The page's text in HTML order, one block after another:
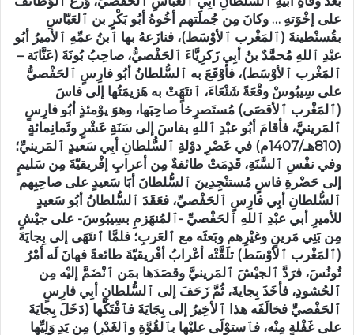
على إخْوَتهِ … وكانَ مِن جُملَتهم أخُوهُ أبُو بَكْرٍ بن ٱلعَبّاسِ
بقُسنْطينةَ (ٱلمَغْرب ٱلأوْسَط)، فنازَعهُ بها ٱبنُ عمِّهِ ٱلأميرُ أبُو
عبْدِ ٱللهِ مُحمَّدٌ بنُ أبِي زَكرِيَّاءَ ٱلحَفْصيُّ، صاحِبُ بُونَةَ (عَنَّابَة –
ٱلمَغْرب ٱلأوْسَط)، فأوْقَعَ به ٱلسُّلطانُ أبُو فارِسٍ ٱلحَفْصيُّ
على سِيبُوسْ وقْعَةً شَنْعَاءَ، ٱنتَهَتْ به هَزيمَتُها إلى فاسَ
(ٱلمَغْرب ٱلأقصَى) مُستَصرِخاً صاحِبَها، وهوَ يوْمئذٍ أبُو فارِسٍ
ٱلمَرينيَّ، فأقامَ أبُو عبْدِ ٱللهِ بفاسَ إلى سَنَةِ عَشْرٍ وثَمانِمائةٍ
(810هـ/1407م) في عَصْرِ دوْلةِ ٱلسُّلطانِ أبِي سَعيدٍ ٱلمَرينيِّ؛
وفي نفْسِ ٱلسَّنَةِ، قَدِمَتْ طائفةٌ مِن أعرابِ إفْريقيّةَ مِن سَليمٍ
إلى حَضْرةِ فاسٍ مُستنْجِدِينَ ٱلسُّلطانَ أبَا سَعيدٍ على صاحِبِهم
ٱلسُّلطانِ أبِي فارِسٍ ٱلحَفْصيِّ، فعَقَدَ ٱلسُّلطانُ أبُو سَعيدٍ
للأميرِ أبي عبْدِ ٱللهِ ٱلحَفْصيِّ -ٱلمُنهَزمِ بسِيبُوسَ- على جيْشٍ
مِن بَنِي مَرينٍ وغيْرِهم وبَعثَه مع ٱلعَربِ؛ فلمَّا ٱنتَهَى إلى بِجايَةَ
(ٱلمَغْرب ٱلأوْسَط) تلَقَّتْه أعْرابُ أفْريقيّةَ طائعةً فهانَ لَه أمْرُ
تُونُسَ، فرَدَّ ٱلجيْشَ ٱلمَرينيَّ وقصَدَها بمَن ٱنْضَمَّ إليْه مِن
ٱلحُشودِ، فأخَذَ بِجايةَ، ثُمَّ زَحَفَ إلى ٱلسُّلطانِ أبِي فارِسٍ
ٱلحَفْصيِّ فخالَفَه هذا ٱلأخِيرُ إلى بِجَايَةَ فٱفْتَكَّها (دَخَلَ بِجايَةَ
على غَفْلةٍ مِنْه، فٱستوْلَى عليْها بٱلقُوَّةِ وٱلغَدْرِ) مِن يَدِ وَلِيِّها